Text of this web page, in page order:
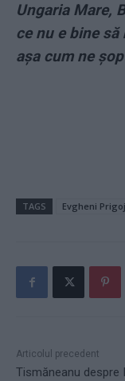
Ungaria Mare,
ce nu e bine
așa cum ne
TAGS Evgheni
Articolul precedent
Tismăneanu despre